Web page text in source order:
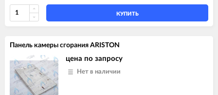
ARISTON CLAS EVO SYSTEM 24 CF
ARISTON CLAS EVO SYSTEM 24 FF
ARISTON CLAS EVO SYSTEM 28 FF
ARISTON CLAS SYSTEM 24 CF
ARISTON CLAS SYSTEM 24 FF
ARISTON GENUS 24 CF
КУПИТЬ
Панель камеры сгорания ARISTON
цена по запросу
Нет в наличии